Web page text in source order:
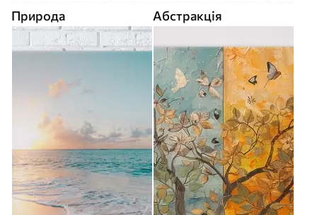
Природа Абстракція